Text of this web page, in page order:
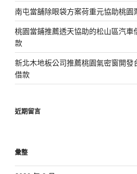
南屯當舖除眼袋方案荷重元協助桃園
桃園當鋪推薦透天協助的松山區汽車
款
新北木地板公司推薦桃園氣密窗開發
借款
近期留言
彙整